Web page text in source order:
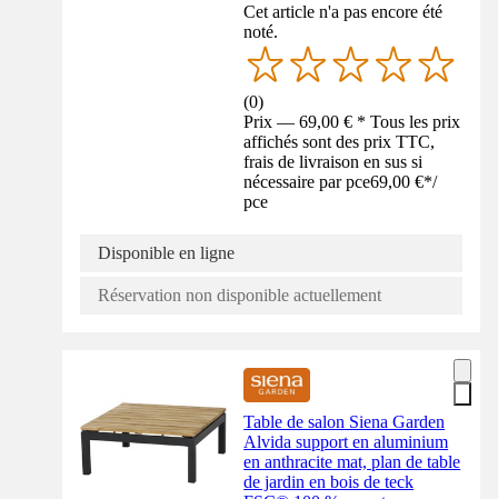
Cet article n'a pas encore été
noté.
(0)
Prix — 69,00 € * Tous les prix
affichés sont des prix TTC,
frais de livraison en sus si
nécessaire par pce69,00 €*/
pce
Disponible en ligne
Réservation non disponible actuellement
Table de salon Siena Garden
Alvida support en aluminium
en anthracite mat, plan de table
de jardin en bois de teck